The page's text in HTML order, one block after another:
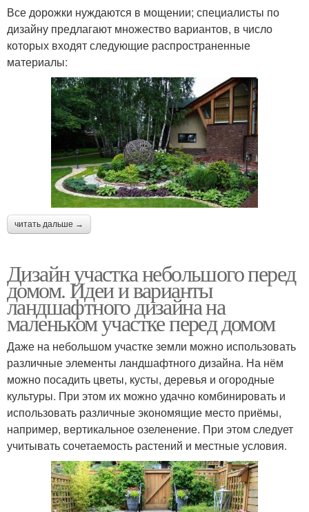
Все дорожки нуждаются в мощении; специалисты по
дизайну предлагают множество вариантов, в число
которых входят следующие распространенные
материалы:
читать дальше →
Дизайн участка небольшого перед
домом. Идеи и варианты
ландшафтного дизайна на
маленьком участке перед домом
Даже на небольшом участке земли можно использовать
различные элементы ландшафтного дизайна. На нём
можно посадить цветы, кусты, деревья и огородные
культуры. При этом их можно удачно комбинировать и
использовать различные экономящие место приёмы,
например, вертикальное озеленение. При этом следует
учитывать сочетаемость растений и местные условия.